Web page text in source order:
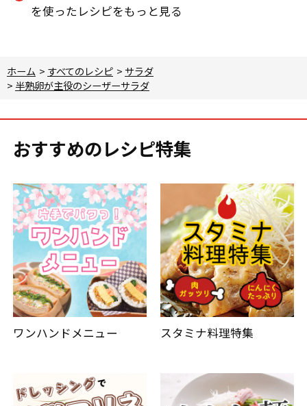
を使ったレシピをもっと見る
ホーム > すべてのレシピ > サラダ
> 半熟卵が主役のシーザーサラダ
おすすめのレシピ特集
ワンハンドメニュー スタミナ料理特集